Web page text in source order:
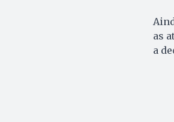
as
a